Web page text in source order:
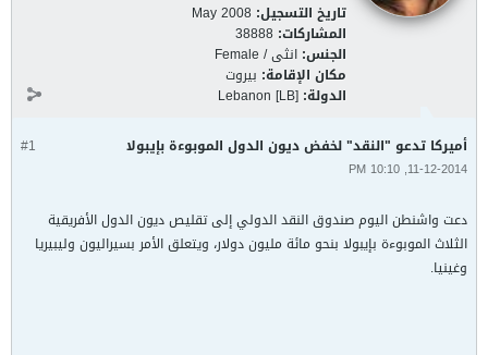
تاريخ التسجيل: May 2008
المشاركات: 38888
الجنس: انثى / Female
مكان الإقامة: بيروت
الدولة: Lebanon [LB]
#1 أميركا تدعو "النقد" لخفض ديون الدول الموبوءة بإيبولا
11-12-2014, 10:10 PM
دعت واشنطن اليوم صندوق النقد الدولي إلى تقليص ديون الدول الأفريقية
الثلاث الموبوءة بإيبولا بنحو مائة مليون دولار، ويتعلق الأمر بسيراليون وليبيريا
وغينيا.